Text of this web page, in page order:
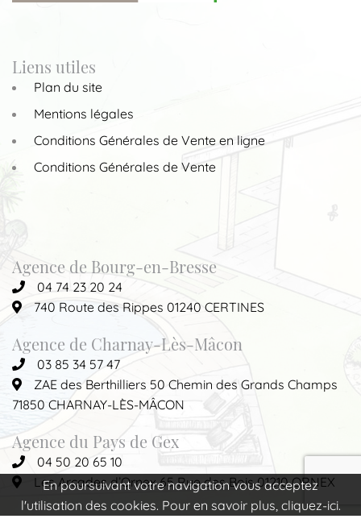
Liens utiles
Plan du site
Mentions légales
Conditions Générales de Vente en ligne
Conditions Générales de Vente
Agence de Bourg-en-Bresse
04 74 23 20 24
740 Route des Rippes 01240 CERTINES
Agence de Charnay-Lès-Mâcon
03 85 34 57 47
ZAE des Berthilliers 50 Chemin des Grands Champs
71850 CHARNAY-LÈS-MÂCON
Agence du Pays de Gex
04 50 20 65 10
Les Arcades d’Ornex 65 Rue des Bois 01210 ORNEX
En poursuivant votre navigation vous acceptez
l'utilisation des cookies. Pour en savoir plus, cliquez-ici.